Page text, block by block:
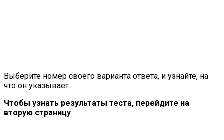
Выберите номер своего варианта ответа, и узнайте, на
что он указывает.
Чтобы узнать результаты теста, перейдите на
вторую страницу